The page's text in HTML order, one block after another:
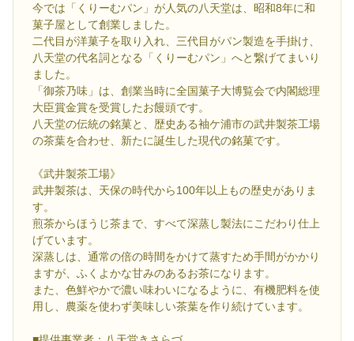
今では「くりーむパン」が人気の八天堂は、昭和8年に和
菓子屋として創業しました。
二代目が洋菓子を取り入れ、三代目がパン製造を手掛け、
八天堂の代名詞となる「くりーむパン」へと繋げてまいり
ました。
「御茶乃味」は、創業当時に全国菓子大博覧会で内閣総理
大臣賞金賞を受賞したお饅頭です。
八天堂の伝統の銘菓と、歴史ある袖ケ浦市の武井製茶工場
の茶葉を合わせ、新たに誕生した現代の銘菓です。
《武井製茶工場》
武井製茶は、天保の時代から100年以上もの歴史がありま
す。
煎茶からほうじ茶まで、すべて深蒸し製法にこだわり仕上
げています。
深蒸しは、通常の倍の時間をかけて蒸すため手間がかかり
ますが、ふくよかな甘みのあるお茶になります。
また、色鮮やかで濃い味わいになるように、有機肥料を使
用し、農薬を使わず美味しい茶葉を作り続けています。